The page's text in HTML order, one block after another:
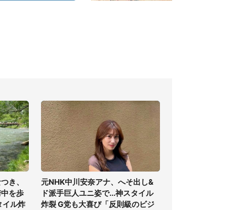
き、
を歩
イル炸
元NHK中川安奈アナ、へそ出し&
ド派手巨人ユニ姿で...神スタイル
炸裂 G党も大喜び「反則級のビジ